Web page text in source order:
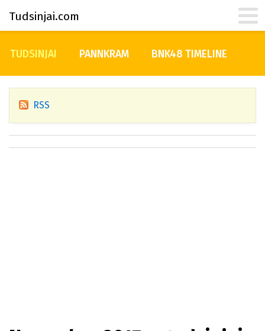
Tudsinjai.com
TUDSINJAI PANNKRAM BNK48 TIMELINE
RSS